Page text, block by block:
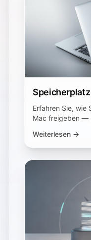
Erfahren Sie, wie
Mac freigeben —
deinstallieren und
Weiterlesen →